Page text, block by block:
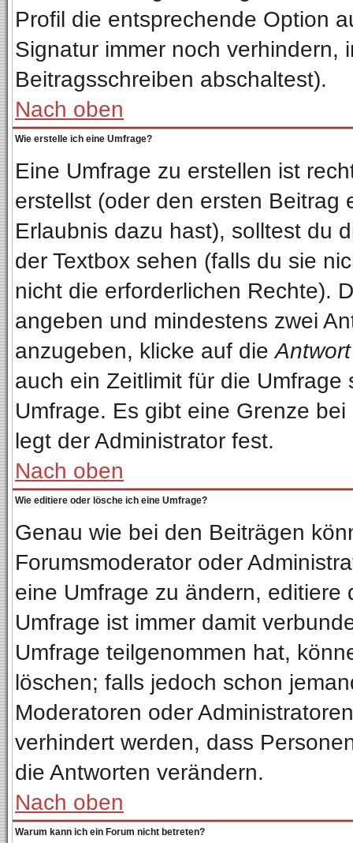
Profil die entsprechende Option
Signatur immer noch verhindern,
Beitragsschreiben abschaltest).
Nach oben
Wie erstelle ich eine Umfrage?
Eine Umfrage zu erstellen ist
erstellst (oder den ersten Beitrag
Erlaubnis dazu hast), solltest du
der Textbox sehen (falls du sie
nicht die erforderlichen Rechte).
angeben und mindestens zwei
anzugeben, klicke auf die
auch ein Zeitlimit für die
Umfrage. Es gibt eine Grenze
legt der Administrator fest.
Nach oben
Wie editiere oder lösche ich eine Umfrage?
Genau wie bei den Beiträgen
Forumsmoderator oder
eine Umfrage zu ändern,
Umfrage ist immer damit
Umfrage teilgenommen hat,
löschen; falls jedoch schon
Moderatoren oder
verhindert werden, dass
die Antworten verändern.
Nach oben
Warum kann ich ein Forum nicht betreten?